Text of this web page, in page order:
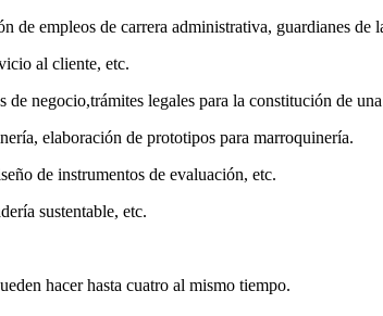
empleos de carrera administrativa, guardianes de
al cliente, etc.
negocio,trámites legales para la constitución de una
elaboración de prototipos para marroquinería.
de instrumentos de evaluación, etc.
sustentable, etc.
hacer hasta cuatro al mismo tiempo.